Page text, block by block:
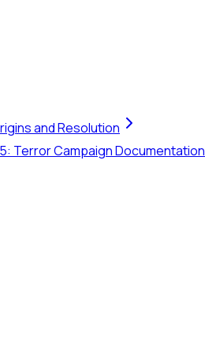
and Resolution
Terror Campaign Documentation